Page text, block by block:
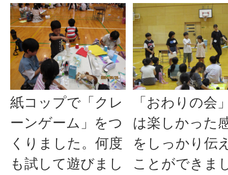
紙コップで「クレ
ーンゲーム」をつ
くりました。何度
も試して遊びまし
「おわりの会
は楽しかった
をしっかり伝
ことができま